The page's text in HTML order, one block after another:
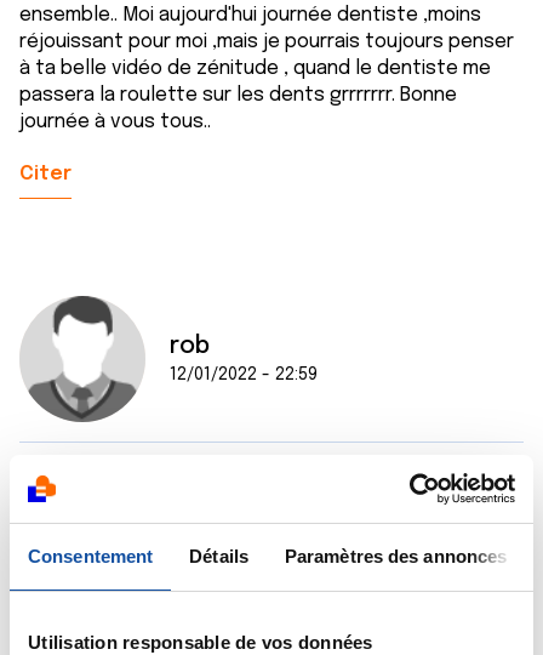
Consentement Détails Paramètres des annonces
Utilisation responsable de vos données
ensemble.. Moi aujourd'hui journée dentiste ,moins
réjouissant pour moi ,mais je pourrais toujours penser
à ta belle vidéo de zénitude , quand le dentiste me
passera la roulette sur les dents grrrrrrr. Bonne
journée à vous tous..
Citer
rob
12/01/2022 - 22:59
une très bonne nuit a tous /
Citer